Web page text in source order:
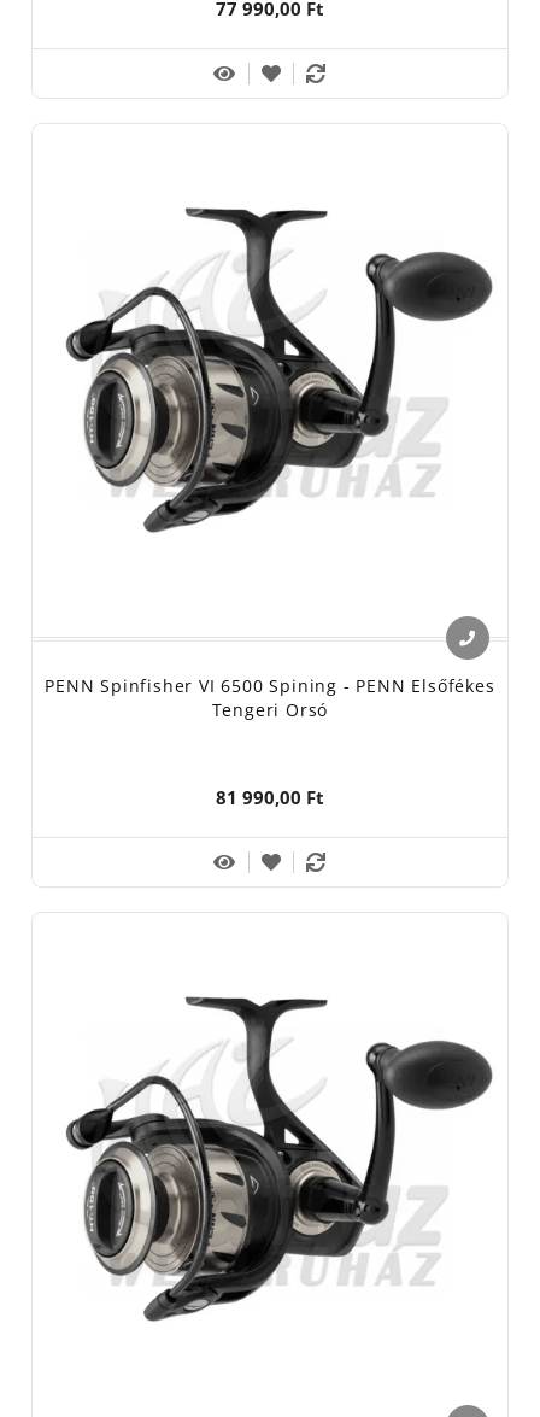
77 990,00 Ft
PENN Spinfisher VI 6500 Spining - PENN Elsőfékes
Tengeri Orsó
81 990,00 Ft